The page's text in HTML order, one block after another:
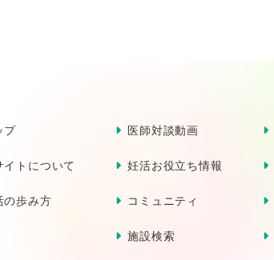
プ
イトについて
の歩み方
医師対談動画
妊活お役立ち情報
コミュニティ
施設検索